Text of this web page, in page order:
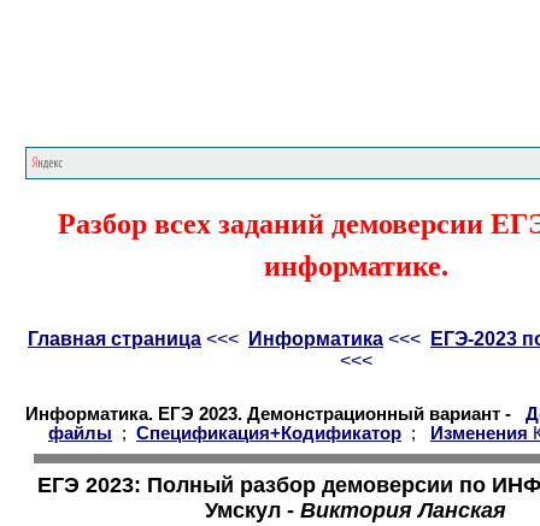
Разбор всех заданий демоверсии
информатике.
Главная страница <<< Информатика <<<
ЕГЭ-2023
<<<
Информатика. ЕГЭ 2023. Демонстрационный вариант -
файлы
; Спецификация+Кодификатор ; Изменения
ЕГЭ 2023: Полный разбор демоверсии по
Умскул - Виктория Ланская